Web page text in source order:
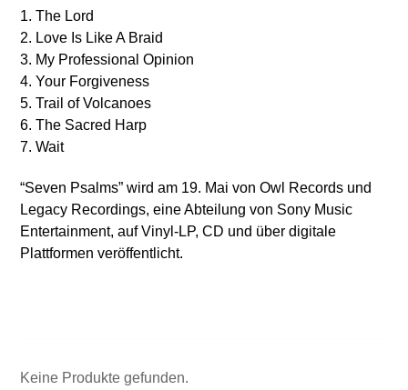
1. The Lord
2. Love Is Like A Braid
3. My Professional Opinion
4. Your Forgiveness
5. Trail of Volcanoes
6. The Sacred Harp
7. Wait
“Seven Psalms” wird am 19. Mai von Owl Records und
Legacy Recordings, eine Abteilung von Sony Music
Entertainment, auf Vinyl-LP, CD und über digitale
Plattformen veröffentlicht.
Keine Produkte gefunden.